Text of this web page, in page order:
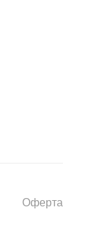
Оферта